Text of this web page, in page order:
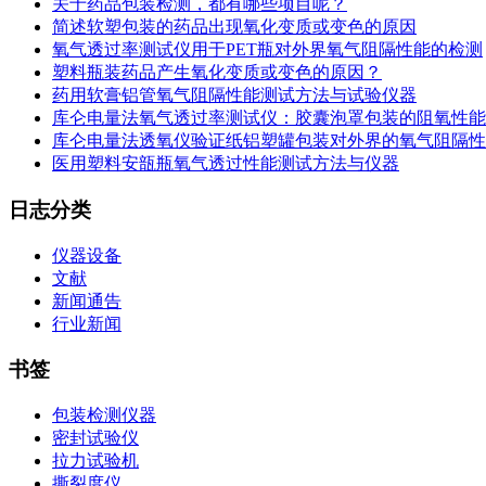
关于药品包装检测，都有哪些项目呢？
简述软塑包装的药品出现氧化变质或变色的原因
氧气透过率测试仪用于PET瓶对外界氧气阻隔性能的检测
塑料瓶装药品产生氧化变质或变色的原因？
药用软膏铝管氧气阻隔性能测试方法与试验仪器
库仑电量法氧气透过率测试仪：胶囊泡罩包装的阻氧性
库仑电量法透氧仪验证纸铝塑罐包装对外界的氧气阻隔
医用塑料安瓿瓶氧气透过性能测试方法与仪器
日志分类
仪器设备
文献
新闻通告
行业新闻
书签
包装检测仪器
密封试验仪
拉力试验机